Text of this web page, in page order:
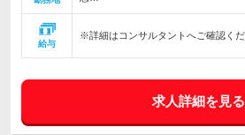
給与
※詳細はコンサルタントへご確認くだ
求人詳細を見る